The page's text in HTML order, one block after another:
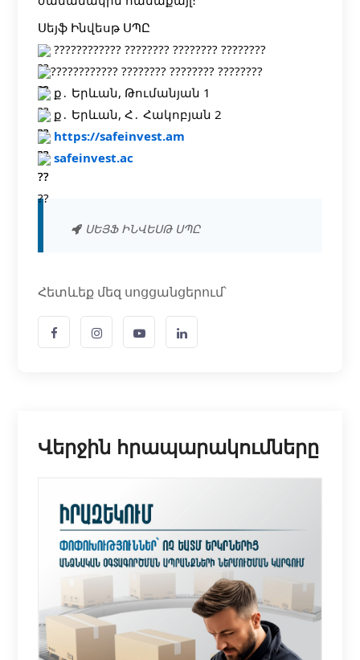
Սեյֆ Ինվեսթ ՍՊԸ
???????????? ???????? ???????? ????????
???????????? ???????? ???????? ????????
ք․ Երևան, Թումանյան 1
ք․ Երևան, Հ․ Հակոբյան 2
https://safeinvest.am
safeinvest.ac
ՍԵՅՖ ԻՆՎԵՍԹ ՍՊԸ
Հետևեք մեզ սոցցանցերում՝
Վերջին հրապարակումները